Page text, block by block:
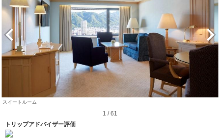
スイートルーム
1 / 61
前へ 次へ
トリップアドバイザー評価